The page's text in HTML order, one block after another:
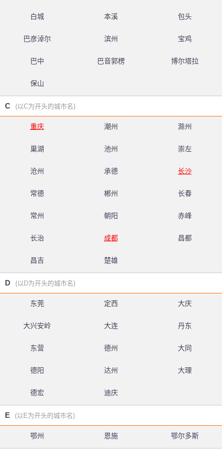
白城 本溪 包头
巴彦淖尔 滨州 宝鸡
巴中 巴音郭楞 博尔塔拉
保山
C (以C为开头的城市名)
重庆 潮州 滁州
巢湖 池州 崇左
沧州 承德 长沙
常德 郴州 长春
常州 朝阳 赤峰
长治 成都 昌都
昌吉 楚雄
D (以D为开头的城市名)
东莞 定西 大庆
大兴安岭 大连 丹东
东营 德州 大同
德阳 达州 大理
德宏 迪庆
E (以E为开头的城市名)
鄂州 恩施 鄂尔多斯